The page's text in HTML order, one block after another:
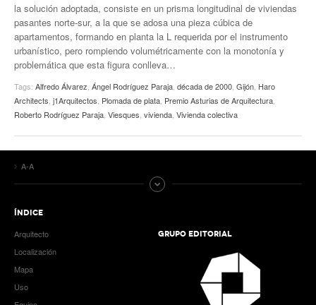
la solución adoptada, consiste en un prisma longitudinal de viviendas
pasantes norte-sur, a la que se adosa una pieza cúbica de
apartamentos, formando en planta la L requerida por el instrumento
urbanístico, pero rompiendo volumétricamente con la monotonía y
problemática que esta figura conlleva…
Tags: Alfredo Álvarez Ángel Rodríguez Paraja década de 2000 Gijón Haro
Architects j1Arquitectos Plomada de plata Premio Asturias de Arquitectura
Roberto Rodríguez Paraja Viesques vivienda Vivienda colectiva
A-A
ÍNDICE
Arquitecto
Localización
Mapa
Uso
GRUPO EDITORIAL